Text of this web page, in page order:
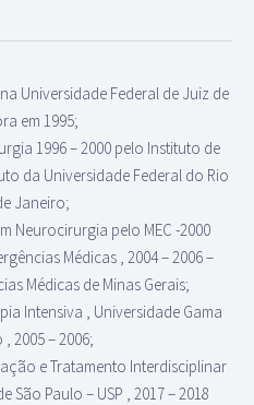
Universidade Federal de Juiz de
em 1995;
1996 – 2000 pelo Instituto de
da Universidade Federal do Rio
Janeiro;
Neurocirurgia pelo MEC -2000
Médicas , 2004 – 2006 –
Médicas de Minas Gerais;
Intensiva , Universidade Gama
, 2005 – 2006;
e Tratamento Interdisciplinar
São Paulo – USP , 2017 – 2018